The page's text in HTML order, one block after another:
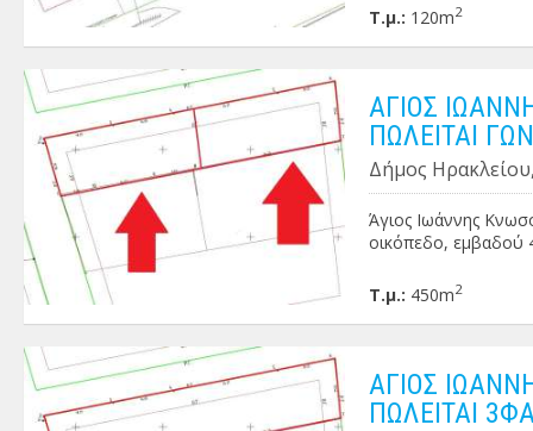
Τ.μ.: 120m2
ΑΓΙΟΣ
ΠΩΛΕΙΤΑΙ
Δήμος
Άγιος Ιωάννης
οικόπεδο, εμβαδού
Τ.μ.: 450m2
ΑΓΙΟΣ
ΠΩΛΕΙΤΑΙ